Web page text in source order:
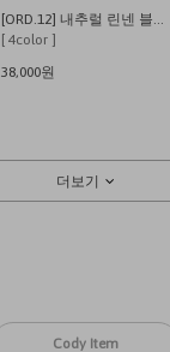
[ORD.12] 내추럴 린넨 블렌딩 밴딩 와이드 팬츠
[ 4color ]
38,000원
더보기
Cody Item